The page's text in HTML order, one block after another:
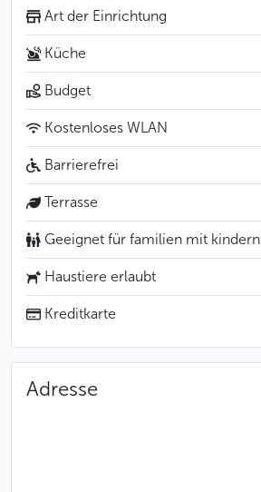
Art der Einrichtung
Küche
Budget
Kostenloses WLAN
Barrierefrei
Terrasse
Geeignet für familien mit kindern
Haustiere erlaubt
Kreditkarte
Adresse